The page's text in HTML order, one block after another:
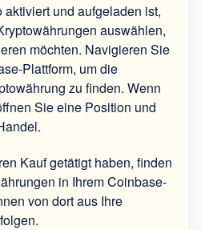
aktiviert und aufgeladen ist,
auswählen,
möchten. Navigieren Sie
Plattform, um die
zu finden. Wenn
Sie eine Position und
Kauf getätigt haben, finden
in Ihrem Coinbase-
von dort aus Ihre